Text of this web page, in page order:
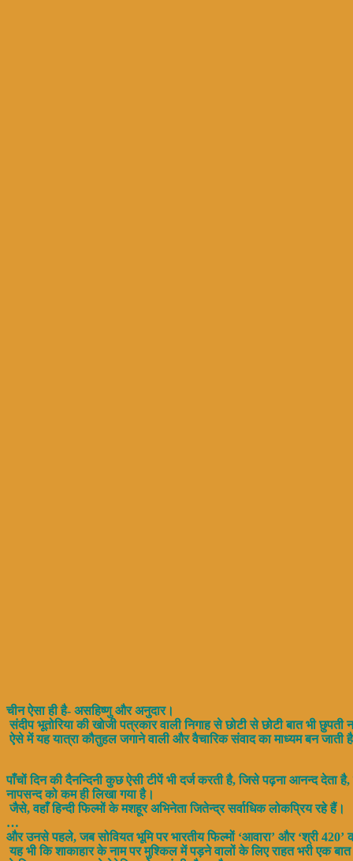
चीन ऐसा ही है- असहिष्णु और अनुदार।
संदीप भूतोरिया की खोजी पत्रकार वाली निगाह से छोटी से छोटी बात भी
ऐसे में यह यात्रा कौतुहल जगाने वाली और वैचारिक संवाद का माध्यम बन
पाँचों दिन की दैनन्दिनी कुछ ऐसी टीपें भी दर्ज करती है, जिसे पढ़ना आनन्द देता
नापसन्द को कम ही लिखा गया है।
जैसे, वहाँ हिन्दी फिल्मों के मशहूर अभिनेता जितेन्द्र सर्वाधिक लोकप्रिय रहे हैं।
…
और उनसे पहले, जब सोवियत भूमि पर भारतीय फिल्मों ‘आवारा’ और ‘श्री
यह भी कि शाकाहार के नाम पर मुश्किल में पड़ने वालों के लिए राहत भरी एक बात